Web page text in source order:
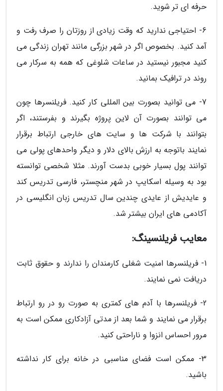
حرفه ای تر شوید.
6- احتیاجی ندارید که وقت زیادی از روزتان را صرف رفت و
آمد کنید. بخصوص اگر در شهر بزرگی مانند تهران زندگی می
کنید مجبور نیستید در ساعات شلوغی که همه به سرکار می
روند در ترافیک بمانید.
7- می توانید بصورت بین المللی کار کنید. فریلنسرها چون
می توانند بصورت آن لاین پروژه بگیرند و بفرستند، اگر
بتوانند با شرکت ها و سایت های خارجی ارتباط برقرار
نمایند باتوجه به ارزش بالای دلار و دیگر واحدهای پولی می
توانند پول بسیار خوبی بدست آورند. مثلا شخصی توانسته
بود به وسیله اسکایپ در شهر منچستر، فارسی تدریس کند
و عایدیش از عایدی چندین سال تدریس زبان انگلیسی در
آکادمی های ایران بیشتر شد.
معایب فریلنسینگ:
1- فریلنسرها امنیت شغلی کارمندان را ندارند و حقوق ثابت
دریافت نمی نمایند.
2- فریلنسرها با آدم های کمتری به صورت رو در رو ارتباط
برقرار می نمایند و شما بعد از مدتی آزادکاری ممکن است به
مرور احساس انزوا و ناراحتی کنید.
3- ممکن است فضای مناسبی در خانه برای کار نداشته
باشید.